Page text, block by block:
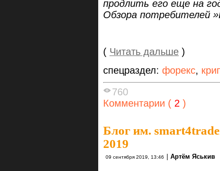
продлить его еще на
Обзора потребителей
( Читать дальше )
спецраздел: форекс,
760
Комментарии ( 2 )
Блог им.
2019
09 сентября 2019, 13:46 Артём Яськив